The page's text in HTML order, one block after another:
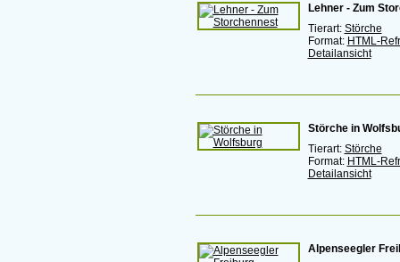
Lehner - Zum
Tierart: Störche
Format: HTML-
Detailansicht
Störche in
Tierart: Störche
Format: HTML-
Detailansicht
Alpenseegler